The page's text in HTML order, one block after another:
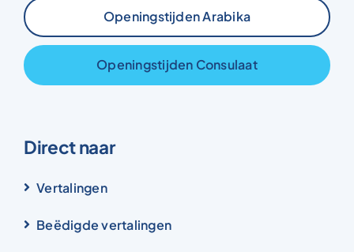
Openingstijden Arabika
Openingstijden Consulaat
Direct naar
Vertalingen
Beëdigde vertalingen